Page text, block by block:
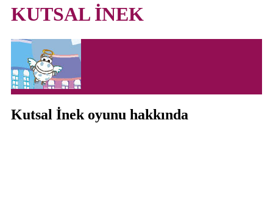
KUTSAL İNEK
Kutsal İnek oyunu hakkında